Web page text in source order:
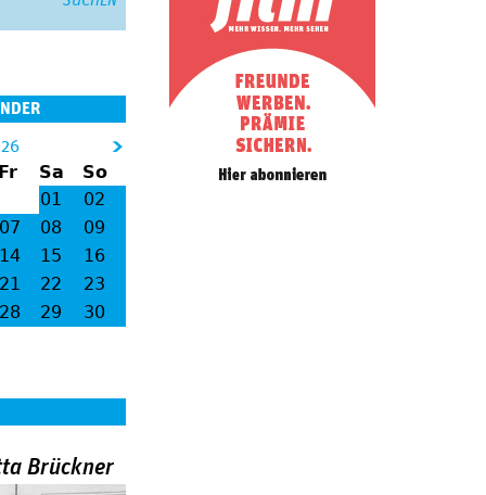
Sa
So
01
02
07
08
09
14
15
16
21
22
23
28
29 30
Brückner